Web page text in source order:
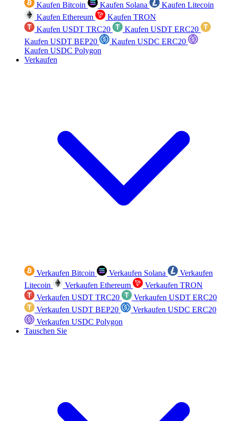
Kaufen Bitcoin Kaufen Solana
Kaufen Litecoin
Kaufen Ethereum
Kaufen TRON
Kaufen USDT TRC20
Kaufen USDT ERC20
Kaufen USDT BEP20
Kaufen USDC ERC20
Kaufen USDC Polygon
Verkaufen
Verkaufen Bitcoin Verkaufen Solana
Verkaufen
Litecoin
Verkaufen Ethereum
Verkaufen TRON
Verkaufen USDT TRC20
Verkaufen USDT ERC20
Verkaufen USDT BEP20
Verkaufen USDC ERC20
Verkaufen USDC Polygon
Tauschen Sie